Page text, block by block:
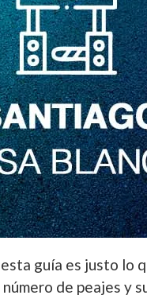
guía es justo lo
de peajes y